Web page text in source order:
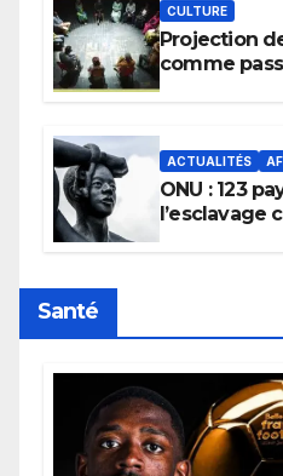
CULTURE
Projection
comme
ACTUALITÉS
ONU : 123
l’esclavage
Santé